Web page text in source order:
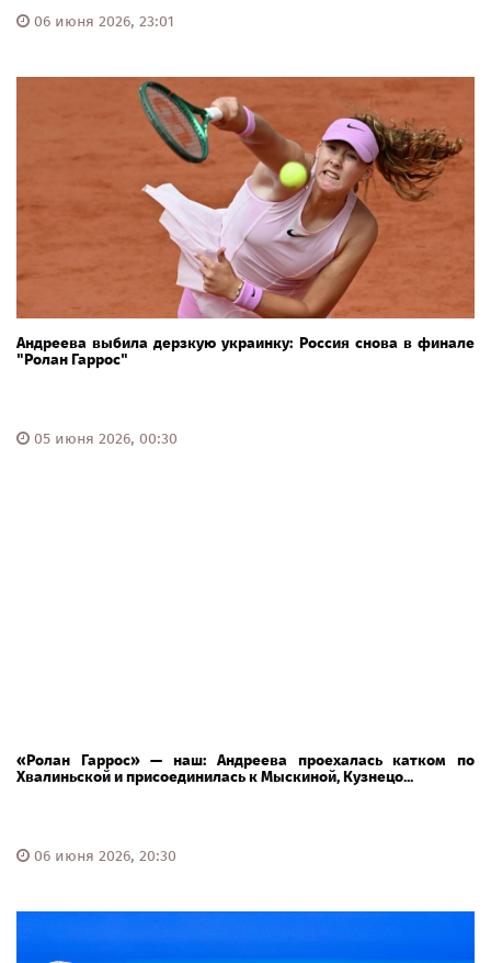
06 июня 2026, 23:01
Андреева выбила дерзкую украинку: Россия снова в финале
"Ролан Гаррос"
05 июня 2026, 00:30
«Ролан Гаррос» — наш: Андреева проехалась катком по
Хвалиньской и присоединилась к Мыскиной, Кузнецо...
06 июня 2026, 20:30